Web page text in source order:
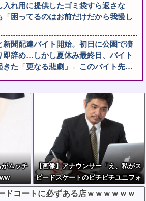
れ用に提供したゴミ袋すら返さな
困ってるのはお前だけだから我慢し
聞配達バイト開始。初日に公園で凄
即辞め…しかし夏休み最終日、バイト
きた「更なる悲劇」←このバイト先…
ムッチ
【画像】アナウンサー「え、私がス
ピードスケートのピチピチユニフォ
ーム着るんですか…？ﾑﾁｨ！！」←
ドコートに必ずある店ｗｗｗｗｗｗ